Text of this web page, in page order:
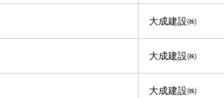
大成建設㈱
大成建設㈱
大成建設㈱